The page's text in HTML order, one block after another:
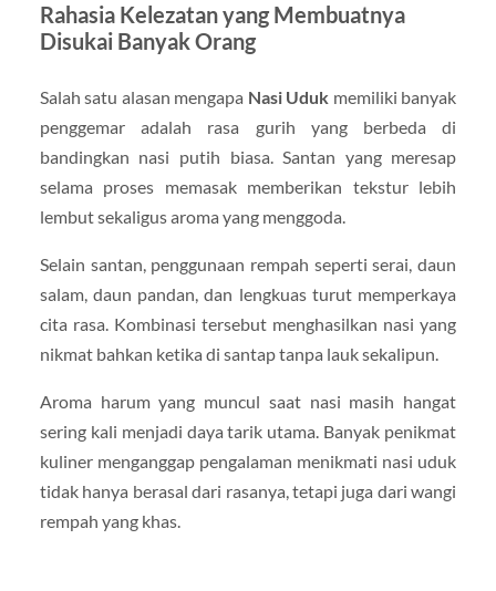
Rahasia Kelezatan yang Membuatnya
Disukai Banyak Orang
Salah satu alasan mengapa Nasi Uduk memiliki banyak
penggemar adalah rasa gurih yang berbeda di
bandingkan nasi putih biasa. Santan yang meresap
selama proses memasak memberikan tekstur lebih
lembut sekaligus aroma yang menggoda.
Selain santan, penggunaan rempah seperti serai, daun
salam, daun pandan, dan lengkuas turut memperkaya
cita rasa. Kombinasi tersebut menghasilkan nasi yang
nikmat bahkan ketika di santap tanpa lauk sekalipun.
Aroma harum yang muncul saat nasi masih hangat
sering kali menjadi daya tarik utama. Banyak penikmat
kuliner menganggap pengalaman menikmati nasi uduk
tidak hanya berasal dari rasanya, tetapi juga dari wangi
rempah yang khas.